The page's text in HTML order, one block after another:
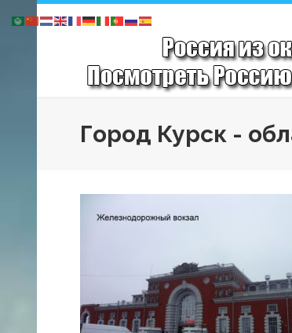
Город Курск -